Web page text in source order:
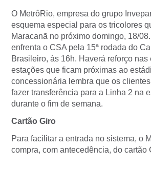
O MetrôRio, empresa do grupo
esquema especial para os tricolores
Maracanã no próximo domingo, 18/
enfrenta o CSA pela 15ª rodada do
Brasileiro, às 16h. Haverá reforço nas
estações que ficam próximas ao
concessionária lembra que os
fazer transferência para a Linha 2 na
durante o fim de semana.
Cartão Giro
Para facilitar a entrada no sistema, o
compra, com antecedência, do cartão